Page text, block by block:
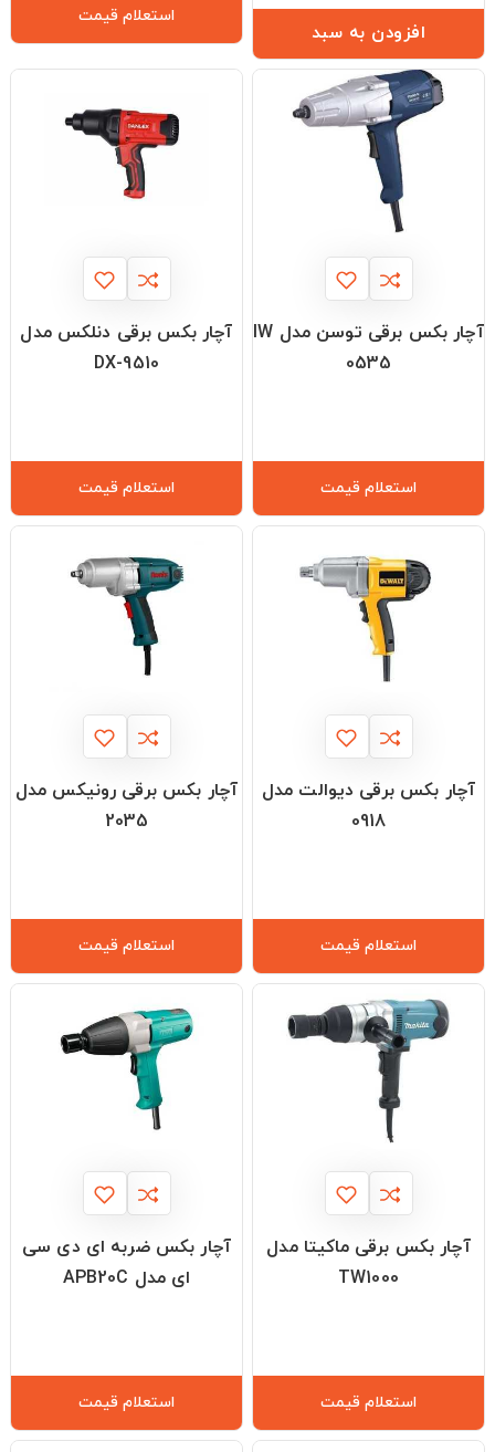
افزودن به سبد
استعلام قیمت
آچار بکس برقی توسن مدل IW
0535
استعلام قیمت
آچار بکس برقی دنلکس مدل
DX-9510
استعلام قیمت
آچار بکس برقی دیوالت مدل
0918
استعلام قیمت
آچار بکس برقی رونیکس مدل
2035
استعلام قیمت
آچار بکس برقی ماکیتا مدل
TW1000
استعلام قیمت
آچار بکس ضربه ای دی سی
ای مدل APB20C
استعلام قیمت